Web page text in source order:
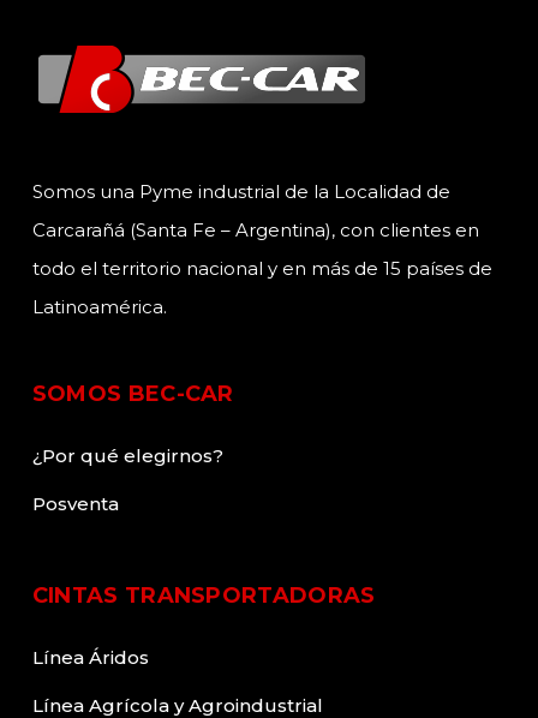
Somos una Pyme industrial de la Localidad de
Carcarañá (Santa Fe – Argentina), con clientes en
todo el territorio nacional y en más de 15 países de
Latinoamérica.
SOMOS BEC-CAR
¿Por qué elegirnos?
Posventa
CINTAS TRANSPORTADORAS
Línea Áridos
Línea Agrícola y Agroindustrial